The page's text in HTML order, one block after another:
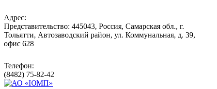
Адрес:
Представительство: 445043, Россия, Самарская обл., г.
Тольятти, Автозаводский район, ул. Коммунальная, д. 39,
офис 628
Телефон:
(8482) 75-82-42